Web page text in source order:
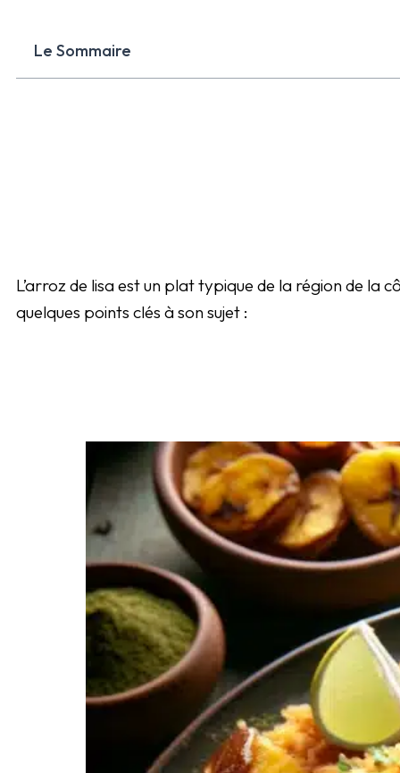
Le Sommaire
L’arroz de lisa est un plat typique de la région de
quelques points clés à son sujet :